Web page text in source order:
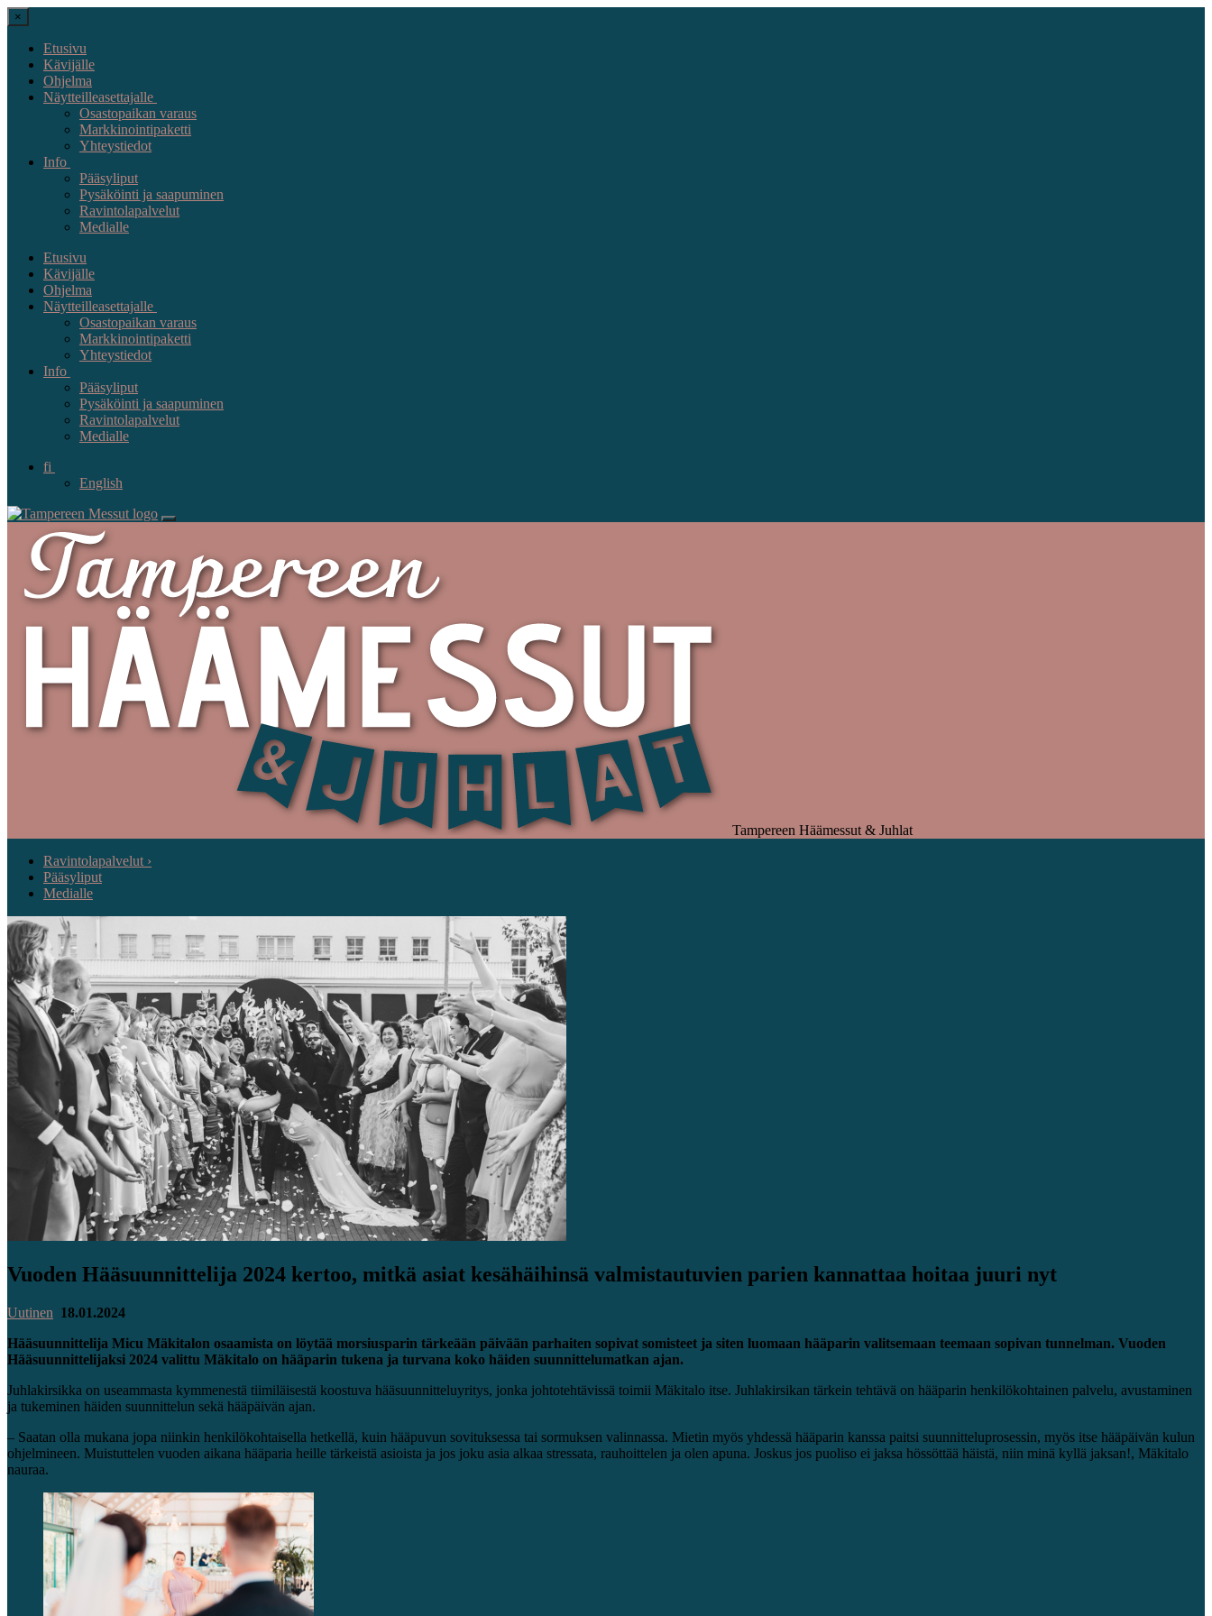
×
Etusivu
Kävijälle
Ohjelma
Näytteilleasettajalle
Osastopaikan varaus
Markkinointipaketti
Yhteystiedot
Info
Pääsyliput
Pysäköinti ja saapuminen
Ravintolapalvelut
Medialle
Etusivu
Kävijälle
Ohjelma
Näytteilleasettajalle
Osastopaikan varaus
Markkinointipaketti
Yhteystiedot
Info
Pääsyliput
Pysäköinti ja saapuminen
Ravintolapalvelut
Medialle
fi
English
Tampereen Häämessut & Juhlat
Ravintolapalvelut ›
Pääsyliput
Medialle
Vuoden Hääsuunnittelija 2024 kertoo, mitkä asiat kesähäihinsä valmistautuvien parien kannattaa hoitaa juuri nyt
Uutinen 18.01.2024
Hääsuunnittelija Micu Mäkitalon osaamista on löytää morsiusparin tärkeään päivään parhaiten sopivat somisteet ja siten luomaan hääparin valitsemaan teemaan sopivan tunnelman. Vuoden
Hääsuunnittelijaksi 2024 valittu Mäkitalo on hääparin tukena ja turvana koko häiden suunnittelumatkan ajan.
Juhlakirsikka on useammasta kymmenestä tiimiläisestä koostuva hääsuunnitteluyritys, jonka johtotehtävissä toimii Mäkitalo itse. Juhlakirsikan tärkein tehtävä on hääparin henkilökohtainen palvelu, avustaminen
ja tukeminen häiden suunnittelun sekä hääpäivän ajan.
– Saatan olla mukana jopa niinkin henkilökohtaisella hetkellä, kuin hääpuvun sovituksessa tai sormuksen valinnassa. Mietin myös yhdessä hääparin kanssa paitsi suunnitteluprosessin, myös itse hääpäivän kulun
ohjelmineen. Muistuttelen vuoden aikana hääparia heille tärkeistä asioista ja jos joku asia alkaa stressata, rauhoittelen ja olen apuna. Joskus jos puoliso ei jaksa hössöttää häistä, niin minä kyllä jaksan!, Mäkitalo
nauraa.